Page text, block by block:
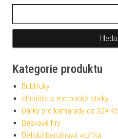
Kategorie produktu
Bublifuky
chodítka a motorické stolky
Dárky pro kamarády do 329 Kč
Deskové hry
Dětská benzínová vozítka